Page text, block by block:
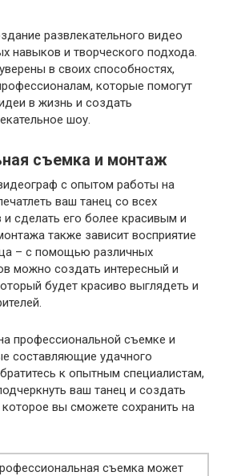
развлекательного видео
навыков и творческого подхода.
в своих способностях,
которые помогут
в жизнь и создать
шоу.
съемка и монтаж
с опытом работы на
ваш танец со всех
сделать его более красивым и
также зависит восприятие
– с помощью различных
можно создать интересный и
будет красиво выглядеть и
профессиональной съемке и
составляющие удачного
к опытным специалистам,
ваш танец и создать
вы сможете сохранить на
съемка может